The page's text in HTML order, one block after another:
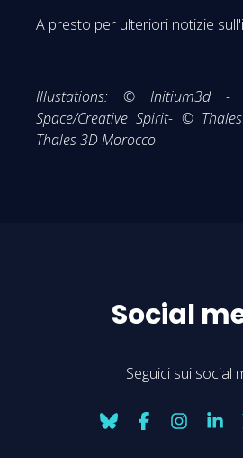
A presto per ulteriori notizie
Illustations: © Initium3d -
Space/Creative Spirit- ©
Thales 3D Morocco
Social
Seguici sui social